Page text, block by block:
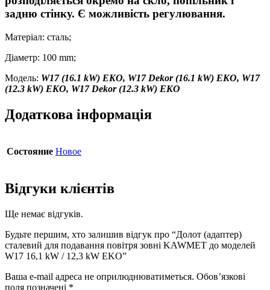
задню стінку. Є можливість регулювання.
Матеріал: сталь;
Діаметр: 100 mm;
Модель: W17 (16.1 kW) EKO, W17 Dekor (16.1 kW) EKO, W17
(12.3 kW) EKO, W17 Dekor (12.3 kW) EKO
Додаткова інформація
Состояние Новое
Відгуки клієнтів
Ще немає відгуків.
Будьте першим, хто залишив відгук про “Долот (адаптер)
сталевий для подавання повітря зовні KAWMET до моделей
W17 16,1 kW / 12,3 kW EKO”
Ваша e-mail адреса не оприлюднюватиметься. Обов’язкові
поля позначені *